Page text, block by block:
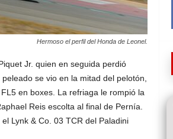
Hermoso el perfil del Honda de Leonel.
Jr. quien en seguida perdió
se vio en la mitad del pelotón,
en boxes. La refriaga le rompió la
Reis escolta al final de Pernía.
Lynk & Co. 03 TCR del Paladini